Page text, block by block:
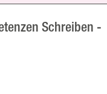
Schreiben -